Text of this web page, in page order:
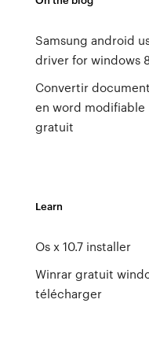
Samsung android
driver for windows
Convertir
en word modifiable
gratuit
Learn
Os x 10.7 installer
Winrar gratuit
télécharger